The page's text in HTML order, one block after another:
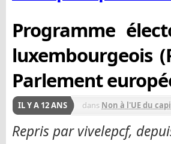
Programme
luxembourgeois
Parlement
IL Y A 12 ANS dans Non à l'UE du
Repris par vivelepcf,